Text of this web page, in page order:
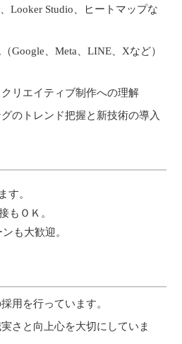
Looker Studio、ヒートマップな
Google、Meta、LINE、Xなど）
リエイティブ制作への理解
のトレンド把握と新技術の導入
す。
もＯＫ。
も大歓迎。
用を行っています。
さと向上心を大切にしていま